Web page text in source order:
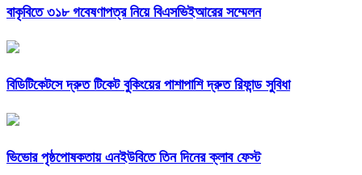
বাকৃবিতে ৩১৮ গবেষণাপত্র নিয়ে বিএসভিইআরের সম্মেলন
বিডিটিকেটসে দ্রুত টিকেট বুকিংয়ের পাশাপাশি দ্রুত রিফান্ড সুবিধা
ভিভোর পৃষ্ঠপোষকতায় এনইউবিতে তিন দিনের ক্লাব ফেস্ট